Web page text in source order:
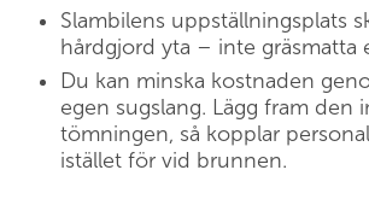
Slambilens uppställningsplats
hårdgjord yta – inte gräsmatta
Du kan minska kostnaden
egen sugslang. Lägg fram den
tömningen, så kopplar
istället för vid brunnen.